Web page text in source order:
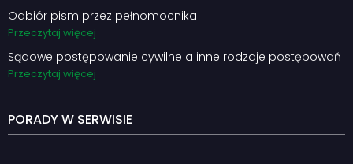
Odbiór pism przez pełnomocnika
Przeczytaj więcej
Sądowe postępowanie cywilne a inne rodzaje postępowań
Przeczytaj więcej
PORADY W SERWISIE